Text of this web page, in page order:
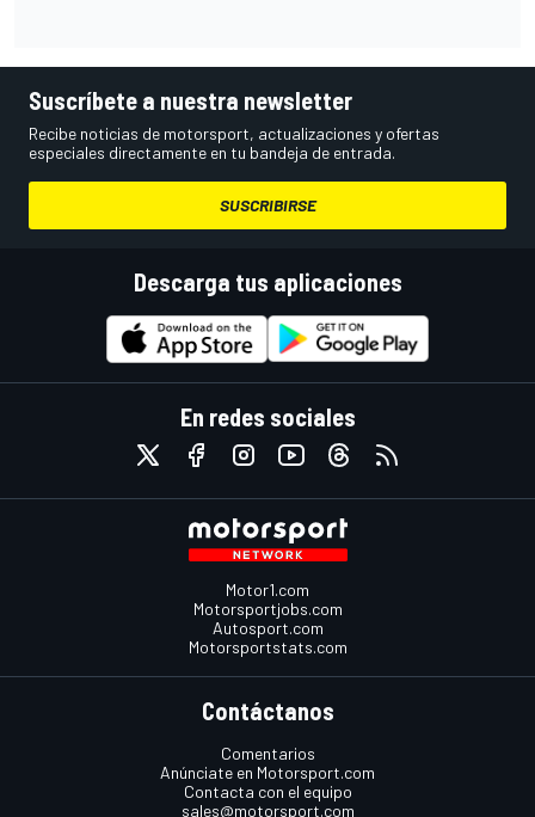
Suscríbete a nuestra newsletter
Recibe noticias de motorsport, actualizaciones y ofertas
especiales directamente en tu bandeja de entrada.
SUSCRIBIRSE
Descarga tus aplicaciones
En redes sociales
Motor1.com
Motorsportjobs.com
Autosport.com
Motorsportstats.com
Contáctanos
Comentarios
Anúnciate en Motorsport.com
Contacta con el equipo
sales@motorsport.com